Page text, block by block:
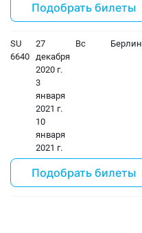
Подобрать билеты
SU
6640
27
декабря
2020 г.
3
января
2021 г.
10
января
2021 г.
Вс Берлин
Подобрать билеты